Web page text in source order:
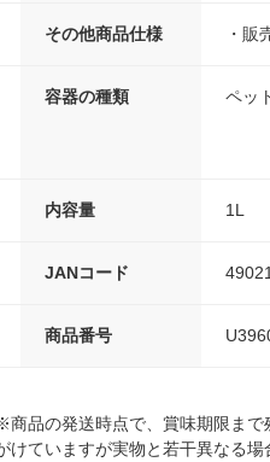
その他商品仕様 ・販
容器の種類 ペッ
内容量 1L
JANコード
商品番号
品の発送時点で、賞味期限ま
けていますが実物と若干異なる